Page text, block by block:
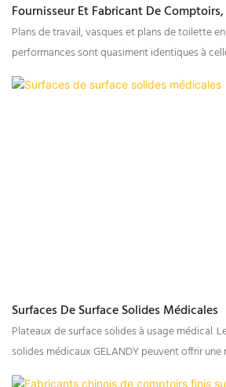
Fournisseur Et Fabricant De
Plans De Travail En Surface Solide
GELANDY
Plans de travail, vasques et plans de toilette
performances sont quasiment identiques à
importés.
Surfaces De Surface Solides Médicales
Plateaux de surface solides à usage médical.
solides médicaux GELANDY peuvent offrir
à la moisissure, aux acides et aux bases forts,